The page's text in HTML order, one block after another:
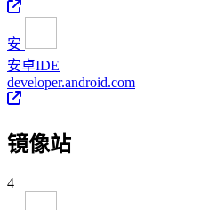
安
安卓IDE
developer.android.com
镜像站
4